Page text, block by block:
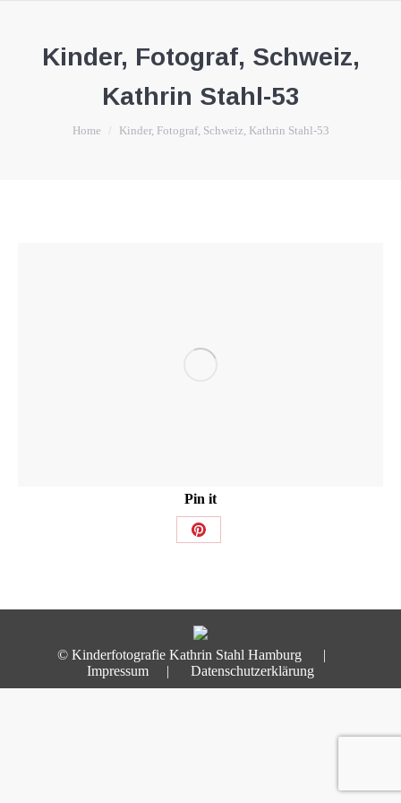
Kinder, Fotograf, Schweiz,
Kathrin Stahl-53
You are here:
Home Kinder, Fotograf, Schweiz, Kathrin Stahl-53
Pin it
Share
© Kinderfotografie Kathrin Stahl Hamburg |
Impressum | Datenschutzerklärung